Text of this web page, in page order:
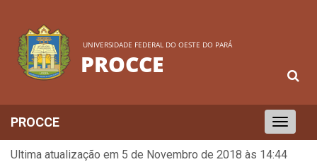
UNIVERSIDADE FEDERAL DO OESTE DO PARÁ
PROCCE
Toggle
navigation
PROCCE
Ultima atualização em 5 de Novembro de 2018 às 14:44